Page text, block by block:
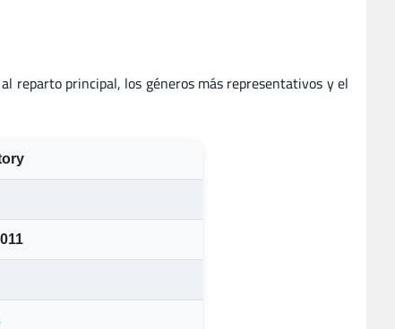
reparto principal, los géneros más representativos y el